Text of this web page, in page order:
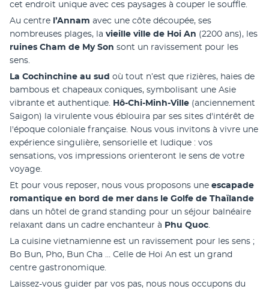
cet endroit unique avec ces paysages à couper le souffle.
Au centre l’Annam avec une côte découpée, ses
nombreuses plages, la vieille ville de Hoi An (2200 ans), les
ruines Cham de My Son sont un ravissement pour les
sens.
La Cochinchine au sud où tout n’est que rizières, haies de
bambous et chapeaux coniques, symbolisant une Asie
vibrante et authentique. Hô-Chi-Minh-Ville (anciennement
Saigon) la virulente vous éblouira par ses sites d'intérêt de
l'époque coloniale française. Nous vous invitons à vivre une
expérience singulière, sensorielle et ludique : vos
sensations, vos impressions orienteront le sens de votre
voyage.
Et pour vous reposer, nous vous proposons une escapade
dans un hôtel de grand standing pour un séjour balnéaire
relaxant dans un cadre enchanteur à Phu Quoc.
La cuisine vietnamienne est un ravissement pour les sens ;
Bo Bun, Pho, Bun Cha … Celle de Hoi An est un grand
centre gastronomique.
Laissez-vous guider par vos pas, nous nous occupons du